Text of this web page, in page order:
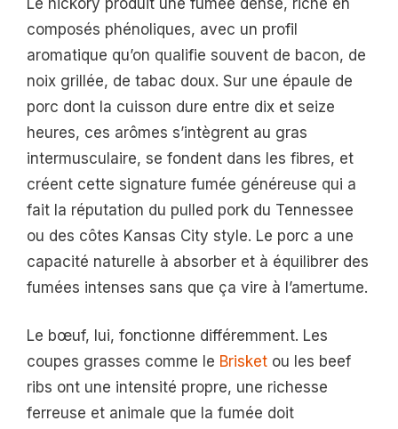
composés phénoliques, avec un profil
aromatique qu’on qualifie souvent de bacon, de
noix grillée, de tabac doux. Sur une épaule de
porc dont la cuisson dure entre dix et seize
heures, ces arômes s’intègrent au gras
intermusculaire, se fondent dans les fibres, et
créent cette signature fumée généreuse qui a
fait la réputation du pulled pork du Tennessee
ou des côtes Kansas City style. Le porc a une
capacité naturelle à absorber et à équilibrer des
fumées intenses sans que ça vire à l’amertume.
Le bœuf, lui, fonctionne différemment. Les
coupes grasses comme le Brisket ou les beef
ribs ont une intensité propre, une richesse
ferreuse et animale que la fumée doit